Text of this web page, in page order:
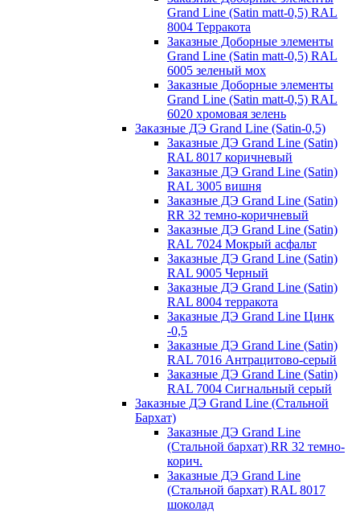
Grand Line (Satin matt-0,5) RAL
8004 Терракота
Заказные Доборные элементы
Grand Line (Satin matt-0,5) RAL
6005 зеленый мох
Заказные Доборные элементы
Grand Line (Satin matt-0,5) RAL
6020 хромовая зелень
Заказные ДЭ Grand Line (Satin-0,5)
Заказные ДЭ Grand Line (Satin)
RAL 8017 коричневый
Заказные ДЭ Grand Line (Satin)
RAL 3005 вишня
Заказные ДЭ Grand Line (Satin)
RR 32 темно-коричневый
Заказные ДЭ Grand Line (Satin)
RAL 7024 Мокрый асфальт
Заказные ДЭ Grand Line (Satin)
RAL 9005 Черный
Заказные ДЭ Grand Line (Satin)
RAL 8004 терракота
Заказные ДЭ Grand Line Цинк
-0,5
Заказные ДЭ Grand Line (Satin)
RAL 7016 Антрацитово-серый
Заказные ДЭ Grand Line (Satin)
RAL 7004 Сигнальный серый
Заказные ДЭ Grand Line (Стальной
Бархат)
Заказные ДЭ Grand Line
(Стальной бархат) RR 32 темно-
корич.
Заказные ДЭ Grand Line
(Стальной бархат) RAL 8017
шоколад